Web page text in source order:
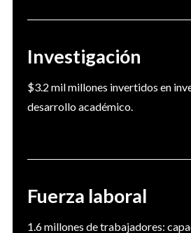
Investigación
$3.2 mil millones invertidos en
desarrollo académico.
Fuerza laboral
1.6 millones de trabajadores: